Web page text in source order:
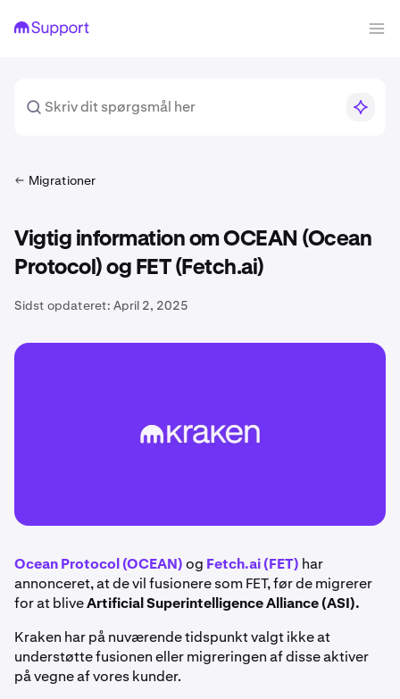
Migrationer
Vigtig information om OCEAN (Ocean
Protocol) og FET (Fetch.ai)
Sidst opdateret: April 2, 2025
Ocean Protocol (OCEAN)og Fetch.ai (FET) har
annonceret, at de vil fusionere som FET, før de migrerer
for at bliveArtificial Superintelligence Alliance (ASI).
Kraken har på nuværende tidspunkt valgt ikke at
understøtte fusionen eller migreringen af disse aktiver
på vegne af vores kunder.